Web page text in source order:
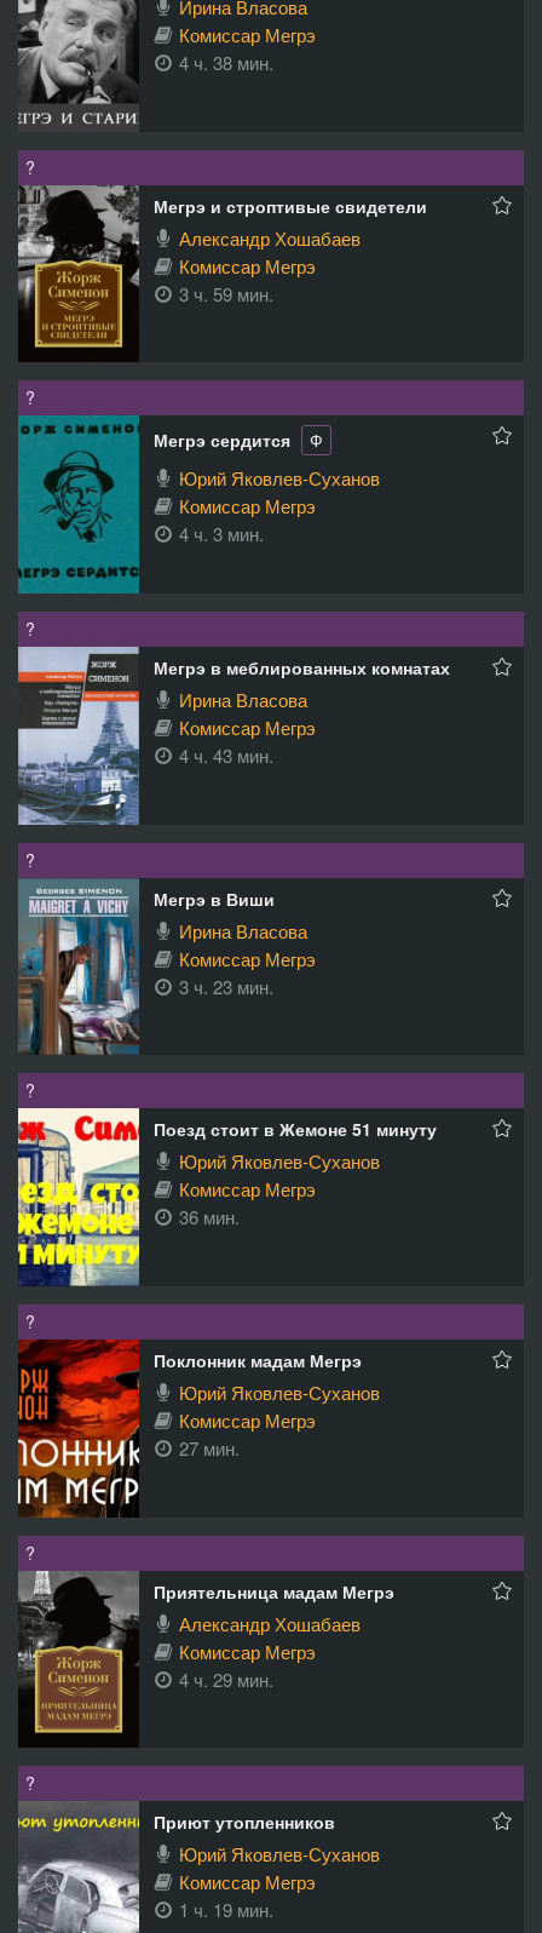
Ирина Власова
Комиссар Мегрэ
4 ч. 38 мин.
?
Мегрэ и строптивые свидетели
Александр Хошабаев
Комиссар Мегрэ
3 ч. 59 мин.
?
Мегрэ сердится
Ф
Юрий Яковлев-Суханов
Комиссар Мегрэ
4 ч. 3 мин.
?
Мегрэ в меблированных комнатах
Ирина Власова
Комиссар Мегрэ
4 ч. 43 мин.
?
Мегрэ в Виши
Ирина Власова
Комиссар Мегрэ
3 ч. 23 мин.
?
Поезд стоит в Жемоне 51 минуту
Юрий Яковлев-Суханов
Комиссар Мегрэ
36 мин.
?
Поклонник мадам Мегрэ
Юрий Яковлев-Суханов
Комиссар Мегрэ
27 мин.
?
Приятельница мадам Мегрэ
Александр Хошабаев
Комиссар Мегрэ
4 ч. 29 мин.
?
Приют утопленников
Юрий Яковлев-Суханов
Комиссар Мегрэ
1 ч. 19 мин.